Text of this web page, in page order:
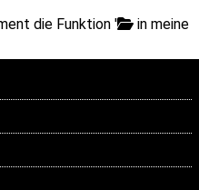
die Funktion '
in meine